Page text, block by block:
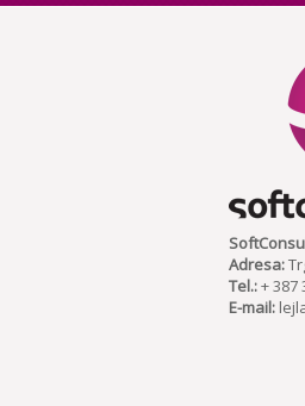
Adresa:
Tel.:+ 387
E-mail: